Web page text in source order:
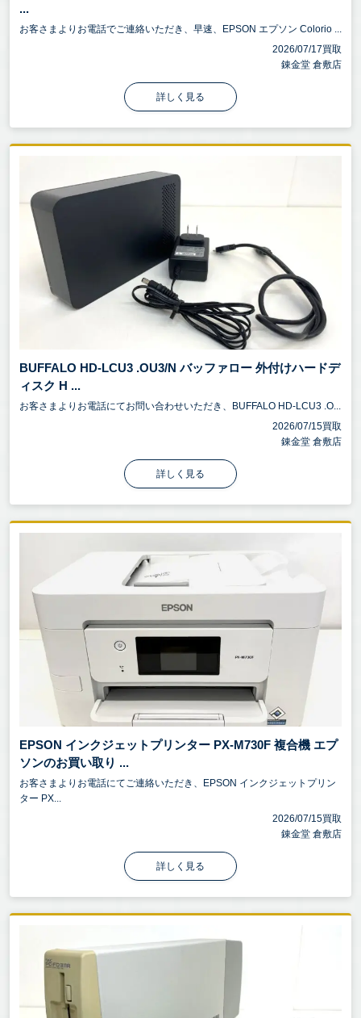
...
お客さまよりお電話でご連絡いただき、早速、EPSON エプソン Colorio ...
2026/07/17買取
錬金堂 倉敷店
詳しく見る
BUFFALO HD-LCU3 .OU3/N バッファロー 外付けハードデ
ィスク H ...
お客さまよりお電話にてお問い合わせいただき、BUFFALO HD-LCU3 .O...
2026/07/15買取
錬金堂 倉敷店
詳しく見る
EPSON インクジェットプリンター PX-M730F 複合機 エプ
ソンのお買い取り ...
お客さまよりお電話にてご連絡いただき、EPSON インクジェットプリン
ター PX...
2026/07/15買取
錬金堂 倉敷店
詳しく見る